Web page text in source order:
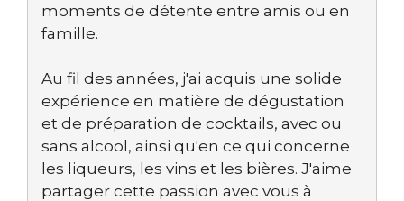
moments de détente entre amis ou en
famille.
Au fil des années, j'ai acquis une solide
expérience en matière de dégustation
et de préparation de cocktails, avec ou
sans alcool, ainsi qu'en ce qui concerne
les liqueurs, les vins et les bières. J'aime
partager cette passion avec vous à